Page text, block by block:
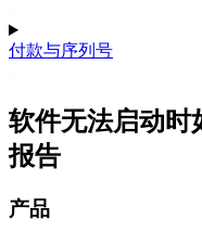
付款与序列号
软件无法启动时
报告
产品